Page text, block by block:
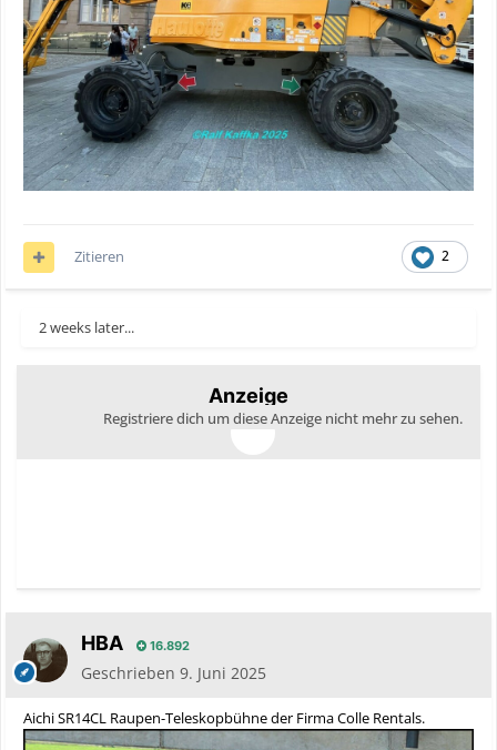
2
Zitieren
2 weeks later...
Anzeige
Registriere dich um diese Anzeige nicht mehr zu sehen.
HBA 16.892
Geschrieben 9. Juni 2025
Aichi SR14CL Raupen-Teleskopbühne der Firma Colle Rentals.